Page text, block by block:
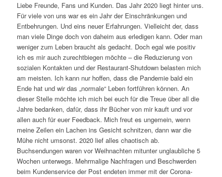
Liebe Freunde, Fans und Kunden. Das Jahr 2020 liegt hinter uns.
Für viele von uns war es ein Jahr der Einschränkungen und
Entbehrungen. Und eins neuer Erfahrungen. Vielleicht der, dass
man viele Dinge doch von daheim aus erledigen kann. Oder man
weniger zum Leben braucht als gedacht. Doch egal wie positiv
ich es mir auch zurechtbiegen möchte – die Reduzierung von
sozialen Kontakten und der Restaurant-Shutdown belasten mich
am meisten. Ich kann nur hoffen, dass die Pandemie bald ein
Ende hat und wir das „normale“ Leben fortführen können. An
dieser Stelle möchte ich mich bei euch für die Treue über all die
Jahre bedanken, dafür, dass ihr Bücher von mir kauft und vor
allen auch für euer Feedback. Mich freut es ungemein, wenn
meine Zeilen ein Lachen ins Gesicht schnitzen, dann war die
Mühe nicht umsonst. 2020 lief alles chaotisch ab.
Buchsendungen waren vor Weihnachten mitunter unglaubliche 5
Wochen unterwegs. Mehrmalige Nachfragen und Beschwerden
beim Kundenservice der Post endeten immer mit der Corona-